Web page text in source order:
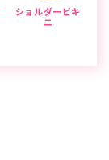
ショルダービキ
ニ